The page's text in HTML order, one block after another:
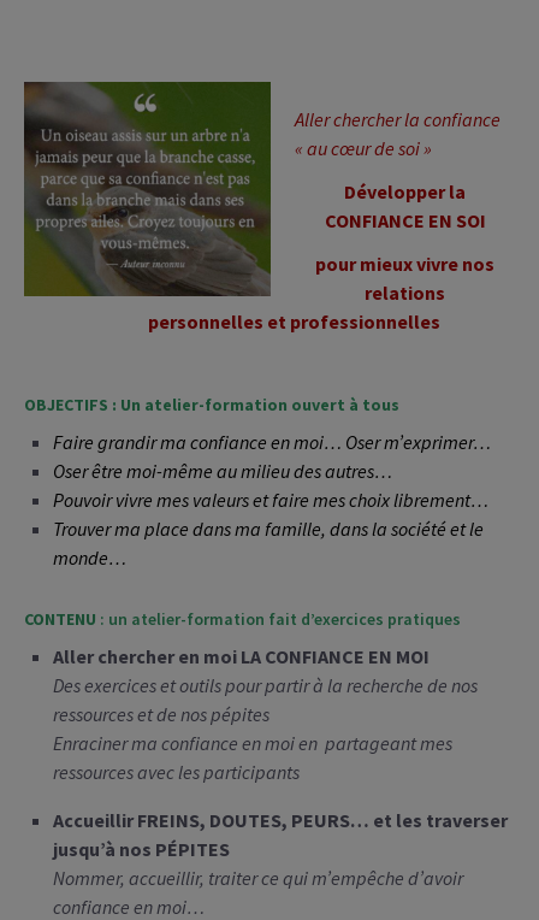
Aller chercher la confiance
« au cœur de soi »
Développer la
CONFIANCE EN SOI
pour mieux vivre nos
relations
personnelles et professionnelles
OBJECTIFS : Un atelier-formation ouvert à tous
Faire grandir ma confiance en moi… Oser m’exprimer…
Oser être moi-même au milieu des autres…
Pouvoir vivre mes valeurs et faire mes choix librement…
Trouver ma place dans ma famille, dans la société et le
monde…
CONTENU : un atelier-formation fait d’exercices pratiques
Aller chercher en moi LA CONFIANCE EN MOI
Des exercices et outils pour partir à la recherche de nos
ressources et de nos pépites
Enraciner ma confiance en moi en partageant mes
ressources avec les participants
Accueillir FREINS, DOUTES, PEURS… et les traverser
jusqu’à nos PÉPITES
Nommer, accueillir, traiter ce qui m’empêche d’avoir
confiance en moi…